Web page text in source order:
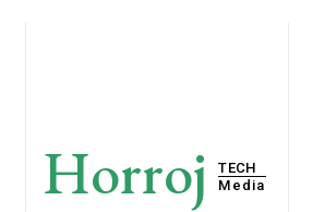
Horroj
TECH
Media